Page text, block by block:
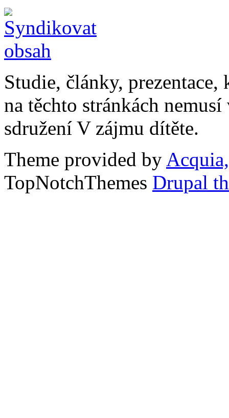
Studie, články,
na těchto stránkách
sdružení V zájmu dítěte.
Theme provided by
TopNotchThemes Drupal